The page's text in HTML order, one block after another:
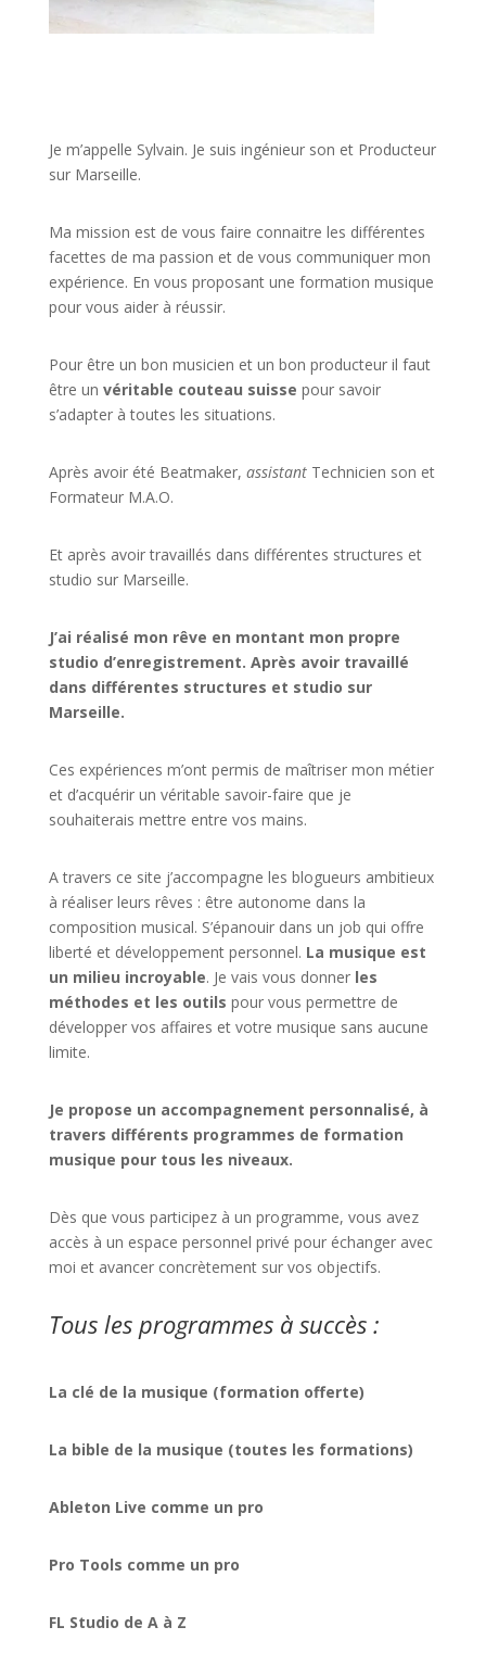
Je m’appelle Sylvain. Je suis ingénieur son et Producteur
sur Marseille.
Ma mission est de vous faire connaitre les différentes
facettes de ma passion et de vous communiquer mon
expérience. En vous proposant une formation musique
pour vous aider à réussir.
Pour être un bon musicien et un bon producteur il faut
être un véritable couteau suisse pour savoir
s’adapter à toutes les situations.
Après avoir été Beatmaker, assistant Technicien son et
Formateur M.A.O.
Et après avoir travaillés dans différentes structures et
studio sur Marseille.
J’ai réalisé mon rêve en montant mon propre
studio d’enregistrement. Après avoir travaillé
dans différentes structures et studio sur
Marseille.
Ces expériences m’ont permis de maîtriser mon métier
et d’acquérir un véritable savoir-faire que je
souhaiterais mettre entre vos mains.
A travers ce site j’accompagne les blogueurs ambitieux
à réaliser leurs rêves : être autonome dans la
composition musical. S’épanouir dans un job qui offre
liberté et développement personnel. La musique est
un milieu incroyable. Je vais vous donner les
méthodes et les outils pour vous permettre de
développer vos affaires et votre musique sans aucune
limite.
Je propose un accompagnement personnalisé, à
travers différents programmes de formation
musique pour tous les niveaux.
Dès que vous participez à un programme, vous avez
accès à un espace personnel privé pour échanger avec
moi et avancer concrètement sur vos objectifs.
Tous les programmes à succès :
La clé de la musique (formation offerte)
La bible de la musique (toutes les formations)
Ableton Live comme un pro
Pro Tools comme un pro
FL Studio de A à Z